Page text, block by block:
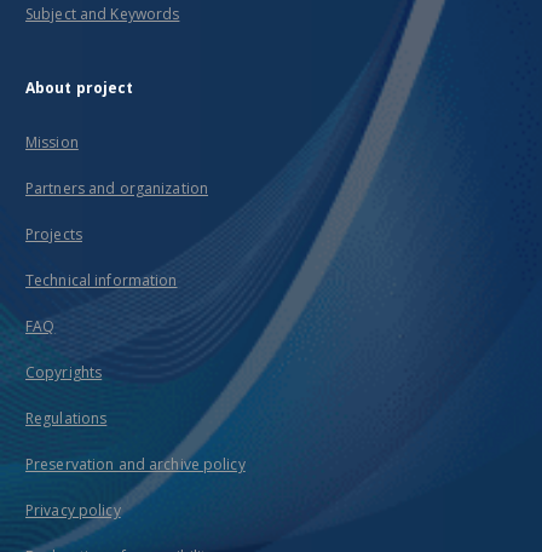
Subject and Keywords
About project
Mission
Partners and organization
Projects
Technical information
FAQ
Copyrights
Regulations
Preservation and archive policy
Privacy policy